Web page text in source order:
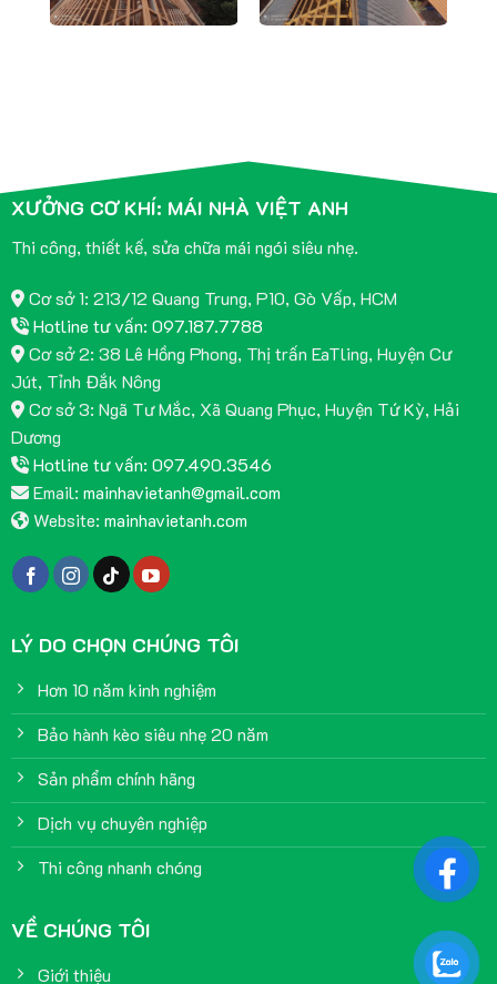
XƯỞNG CƠ KHÍ: MÁI NHÀ VIỆT ANH
Thi công, thiết kế, sửa chữa mái ngói siêu nhẹ.
Cơ sở 1: 213/12 Quang Trung, P10, Gò Vấp, HCM
Hotline tư vấn: 097.187.7788
Cơ sở 2: 38 Lê Hồng Phong, Thị trấn EaTling, Huyện Cư
Jút, Tỉnh Đắk Nông
Cơ sở 3: Ngã Tư Mắc, Xã Quang Phục, Huyện Tứ Kỳ, Hải
Dương
Hotline tư vấn: 097.490.3546
Email: mainhavietanh@gmail.com
Website: mainhavietanh.com
LÝ DO CHỌN CHÚNG TÔI
Hơn 10 năm kinh nghiệm
Bảo hành kèo siêu nhẹ 20 năm
Sản phẩm chính hãng
Dịch vụ chuyên nghiệp
Thi công nhanh chóng
VỀ CHÚNG TÔI
Giới thiệu